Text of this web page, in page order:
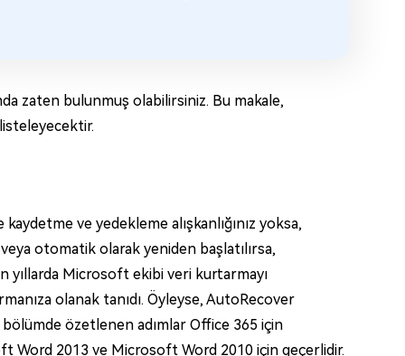
zaten bulunmuş olabilirsiniz. Bu makale,
ve yedekleme alışkanlığınız yoksa,
otomatik olarak yeniden başlatılırsa,
yıllarda Microsoft ekibi veri kurtarmayı
olanak tanıdı. Öyleyse, AutoRecover
bölümde özetlenen adımlar Office 365 için
2013 ve Microsoft Word 2010 için geçerlidir.